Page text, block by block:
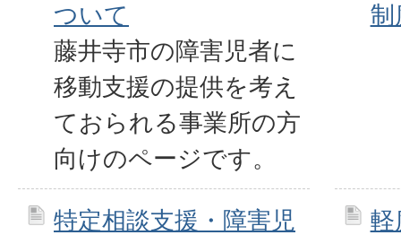
ついて
藤井寺市の障害児者に
移動支援の提供を考え
ておられる事業所の方
向けのページです。
制
特定相談支援・障害児
軽